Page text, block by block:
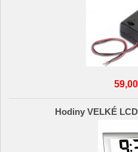
Hodiny VELKÉ